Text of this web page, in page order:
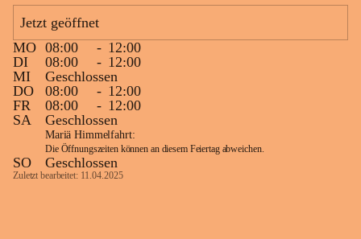
Wie wichtig Hecken sind zeigt das
österreichweite Forschungsprojekt
„Heckenleben“ des Vereins Regionale
Gehölzvermehrung. Die Untersuchungen
machen deutlich, dass Bestäuber auf ein
möglichst durchgehendes
Nahrungsangebot angewiesen sind.
Heimische Hecken können
Versorgungslücken schließen, weil
unterschiedliche Gehölzarten zu
Jetzt geöffnet
MO 08:00 - 12:00
DI
08:00 - 12:00
MI
Geschlossen
DO
08:00 - 12:00
FR
08:00 - 12:00
SA
Geschlossen
Mariä Himmelfahrt:
Die Öffnungszeiten können an diesem Feiertag abweichen.
SO Geschlossen
Zuletzt bearbeitet: 11.04.2025